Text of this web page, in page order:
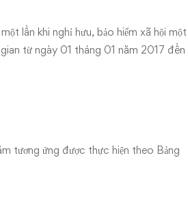
lần khi nghỉ hưu, bảo hiểm xã hội một
từ ngày 01 tháng 01 năm 2017 đến
tương ứng được thực hiện theo Bảng